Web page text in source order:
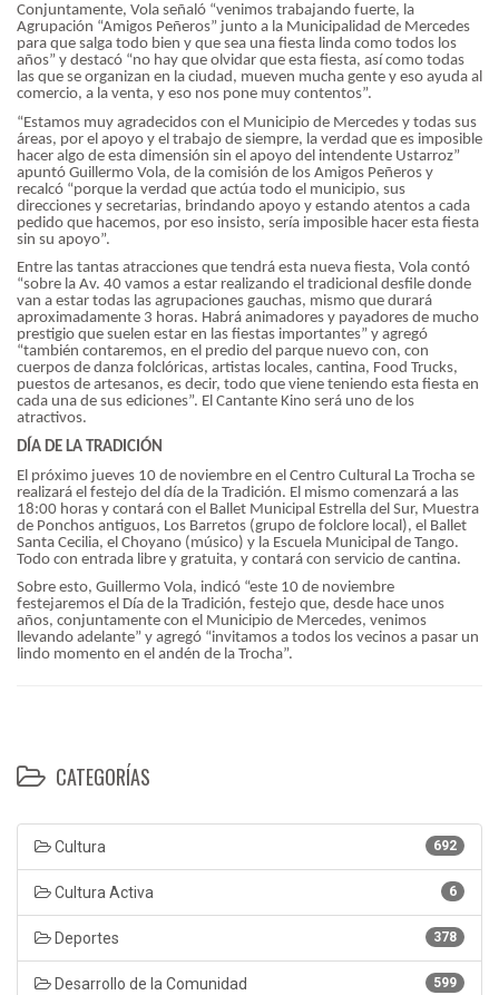
Conjuntamente, Vola señaló “venimos trabajando fuerte, la
Agrupación “Amigos Peñeros” junto a la Municipalidad de Mercedes
para que salga todo bien y que sea una fiesta linda como todos los
años” y destacó “no hay que olvidar que esta fiesta, así como todas
las que se organizan en la ciudad, mueven mucha gente y eso ayuda al
comercio, a la venta, y eso nos pone muy contentos”.
“Estamos muy agradecidos con el Municipio de Mercedes y todas sus
áreas, por el apoyo y el trabajo de siempre, la verdad que es imposible
hacer algo de esta dimensión sin el apoyo del intendente Ustarroz”
apuntó Guillermo Vola, de la comisión de los Amigos Peñeros y
recalcó “porque la verdad que actúa todo el municipio, sus
direcciones y secretarias, brindando apoyo y estando atentos a cada
pedido que hacemos, por eso insisto, sería imposible hacer esta fiesta
sin su apoyo”.
Entre las tantas atracciones que tendrá esta nueva fiesta, Vola contó
“sobre la Av. 40 vamos a estar realizando el tradicional desfile donde
van a estar todas las agrupaciones gauchas, mismo que durará
aproximadamente 3 horas. Habrá animadores y payadores de mucho
prestigio que suelen estar en las fiestas importantes” y agregó
“también contaremos, en el predio del parque nuevo con, con
cuerpos de danza folclóricas, artistas locales, cantina, Food Trucks,
puestos de artesanos, es decir, todo que viene teniendo esta fiesta en
cada una de sus ediciones”. El Cantante Kino será uno de los
atractivos.
DÍA DE LA TRADICIÓN
El próximo jueves 10 de noviembre en el Centro Cultural La Trocha se
realizará el festejo del día de la Tradición. El mismo comenzará a las
18:00 horas y contará con el Ballet Municipal Estrella del Sur, Muestra
de Ponchos antiguos, Los Barretos (grupo de folclore local), el Ballet
Santa Cecilia, el Choyano (músico) y la Escuela Municipal de Tango.
Todo con entrada libre y gratuita, y contará con servicio de cantina.
Sobre esto, Guillermo Vola, indicó “este 10 de noviembre
festejaremos el Día de la Tradición, festejo que, desde hace unos
años, conjuntamente con el Municipio de Mercedes, venimos
llevando adelante” y agregó “invitamos a todos los vecinos a pasar un
lindo momento en el andén de la Trocha”.
CATEGORÍAS
692
Cultura
6
Cultura Activa
378
Deportes
599
Desarrollo de la Comunidad